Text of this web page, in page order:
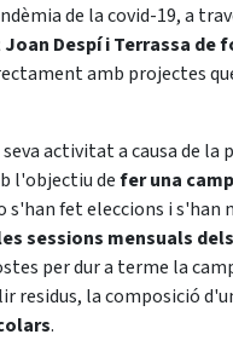
de la covid-19, a
Despí i Terrassa de
amb projectes
activitat a causa de la
l'objectiu defer una
fet eleccions i
sessions mensuals
per dur a terme la
la composició
.